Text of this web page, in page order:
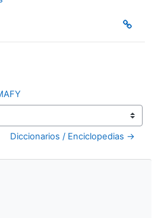
Diccionarios / Enciclopedias →